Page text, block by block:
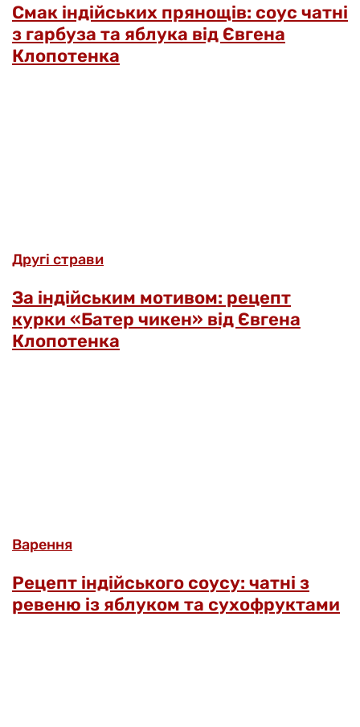
Смак індійських прянощів: соус чатні
з гарбуза та яблука від Євгена
Клопотенка
Другі страви
За індійським мотивом: рецепт
курки «Батер чикен» від Євгена
Клопотенка
Варення
Рецепт індійського соусу: чатні з
ревеню із яблуком та сухофруктами